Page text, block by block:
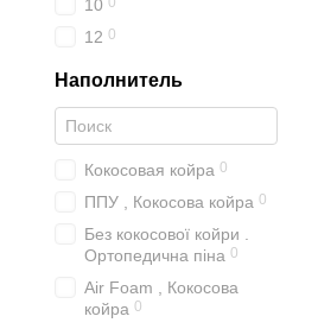
10
12 0
Наполнитель
Кокосовая койра 0
ППУ , Кокосова койра 0
Без кокосової койри .
Ортопедична піна 0
Air Foam , Кокосова
койра 0